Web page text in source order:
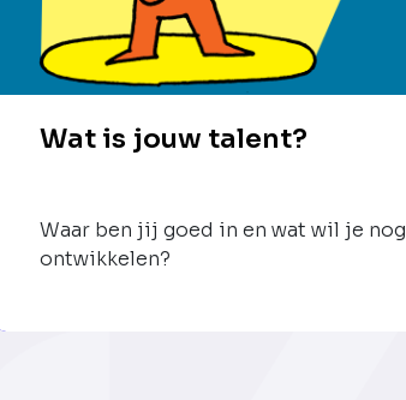
Wat is jouw talent?
Waar ben jij goed in en wat wil je nog
ontwikkelen?